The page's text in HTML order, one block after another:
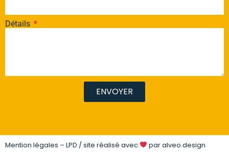
Détails
ENVOYER
Mention légales – LPD / site réalisé avec paralveo.design